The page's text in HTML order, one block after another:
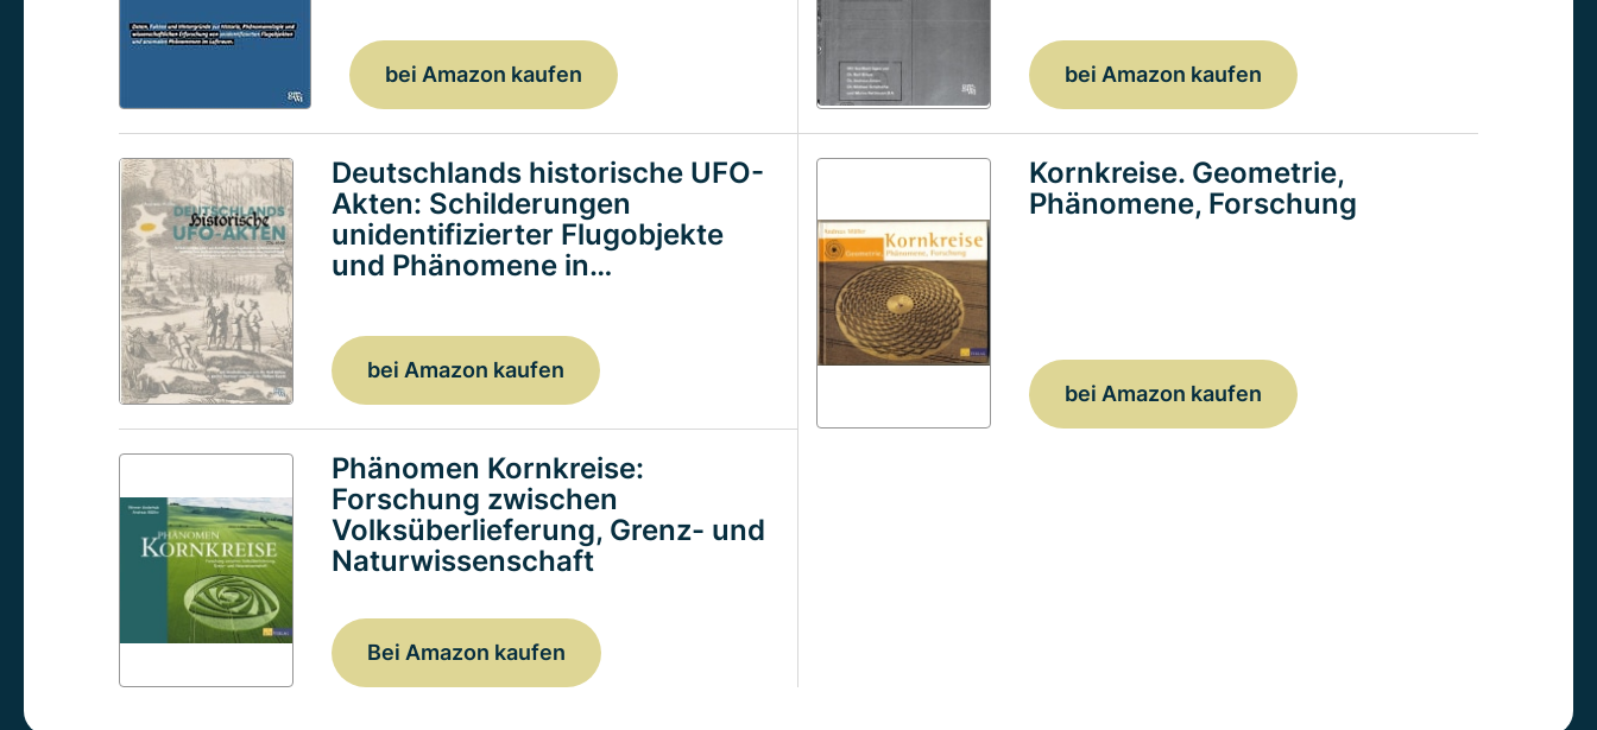
bei Amazon kaufen bei Amazon kaufen
Deutschlands historische UFO-
Akten: Schilderungen
unidentifizierter Flugobjekte
und Phänomene in…
bei Amazon kaufen
Kornkreise. Geometrie,
Phänomene, Forschung
bei Amazon kaufen
Phänomen Kornkreise:
Forschung zwischen
Volksüberlieferung, Grenz- und
Naturwissenschaft
Bei Amazon kaufen